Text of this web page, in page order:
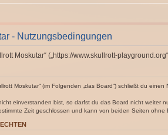
- Nutzungsbedingungen
Moskutar“ („https://www.skullrott-
Moskutar“ (im Folgenden „das Board“) schließt du
einverstanden bist, so darfst du das Board nicht weiter
Zeit geschlossen und kann von beiden Seiten ohne